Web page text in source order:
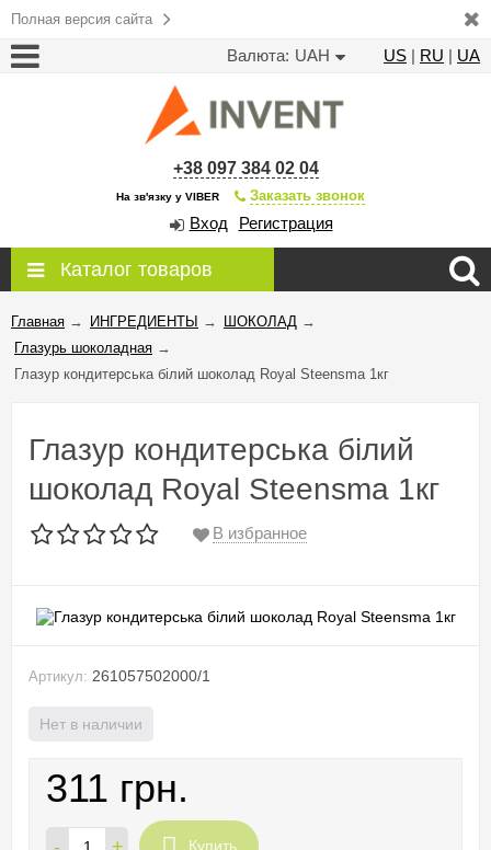
Полная версия сайта
Валюта: UAH US | RU | UA
+38 097 384 02 04
На зв'язку у VIBER Заказать звонок
Вход Регистрация
Каталог товаров
Главная → ИНГРЕДИЕНТЫ → ШОКОЛАД →
Глазурь шоколадная →
Глазур кондитерська білий шоколад Royal Steensma 1кг
Глазур кондитерська білий
шоколад Royal Steensma 1кг
В избранное
Артикул: 261057502000/1
Нет в наличии
311 грн.
Купить